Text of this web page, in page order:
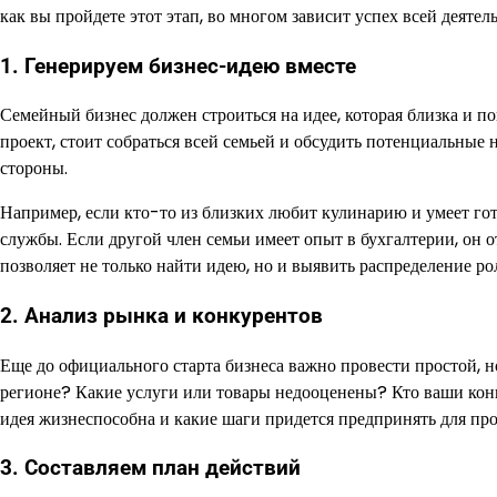
как вы пройдете этот этап, во многом зависит успех всей
1. Генерируем бизнес-идею вместе
Семейный бизнес должен строиться на идее, которая близка и
проект, стоит собраться всей семьей и обсудить
стороны.
Например, если кто-то из близких любит кулинарию и умеет
службы. Если другой член семьи имеет опыт в бухгалтерии, он
позволяет не только найти идею, но и выявить распределение
2. Анализ рынка и конкурентов
Еще до официального старта бизнеса важно провести
регионе? Какие услуги или товары недооценены? Кто ваши
идея жизнеспособна и какие шаги придется предпринять для
3. Составляем план действий